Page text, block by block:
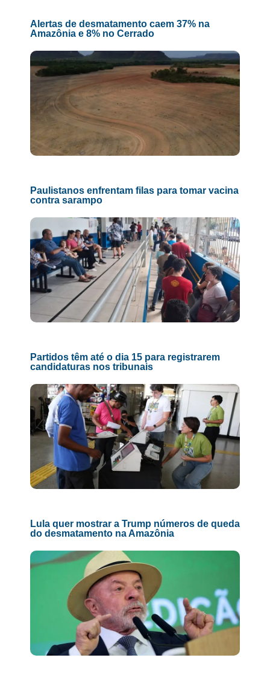
Alertas de desmatamento caem 37% na
Amazônia e 8% no Cerrado
Paulistanos enfrentam filas para tomar vacina
contra sarampo
Partidos têm até o dia 15 para registrarem
candidaturas nos tribunais
Lula quer mostrar a Trump números de queda
do desmatamento na Amazônia